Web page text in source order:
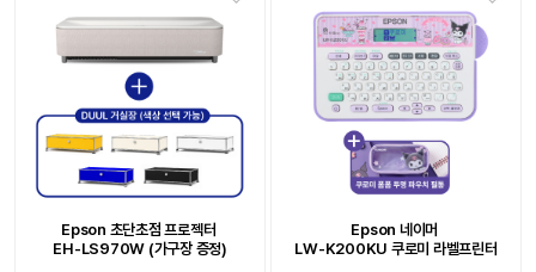
Epson 초단초점 프로젝터
EH-LS970W (가구장 증정)
Epson 네이머
LW-K200KU 쿠로미 라벨프린터
Epson EcoTank
포토 복합기 L8180
Epson EcoTank Pro
팩스 복합기 L15150
Epson WorkForce DS-530III Epson WorkForce DS-785W
Epson 네이머
LW-K200DA 곰돌이 푸 라벨프린터
128,000원
19%
102,800
Epson 네이머
LW-H200RK 리락쿠마 라벨프린터
111,000원
88,600원
Epson 초단초점 프로젝터
EH-LS970W (가구장 증정)
[잇섭 Pick] 엡손 라이프스튜디오
빔프로젝터 (EF-72)